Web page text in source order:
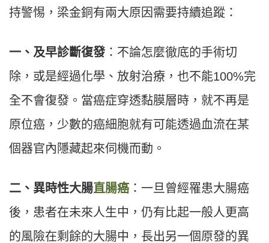
持警惕，梁金銅有兩大原因需要持續追蹤：
一、及早診斷復發：不論怎麼徹底的手術切
除，或是經過化學、放射治療，也不能100%完
全不會復發。當癌症穿透黏膜層時，就不再是
原位癌，少數的癌細胞就有可能透過血流在某
個器官內隱藏起來伺機而動。
二、異時性大腸直腸癌 ：一旦曾經罹患大腸癌
後，患者在未來人生中，仍有比起一般人更高
的風險在剩餘的大腸中，長出另一個原發的異